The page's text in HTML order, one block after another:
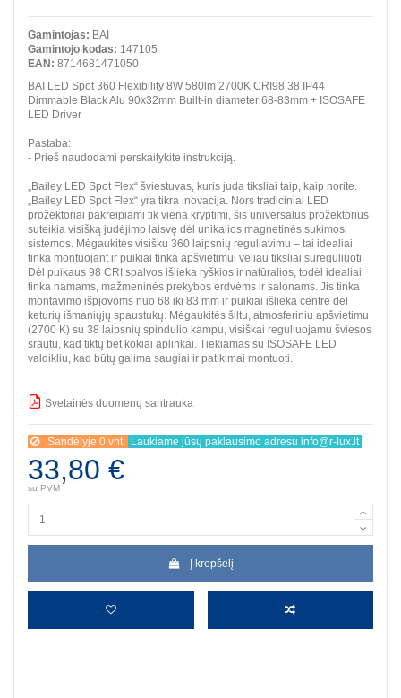
Gamintojas: BAI
Gamintojo kodas: 147105
EAN: 8714681471050
BAI LED Spot 360 Flexibility 8W 580lm 2700K CRI98 38 IP44
Dimmable Black Alu 90x32mm Built-in diameter 68-83mm + ISOSAFE
LED Driver
Pastaba:
- Prieš naudodami perskaitykite instrukciją.
„Bailey LED Spot Flex“ šviestuvas, kuris juda tiksliai taip, kaip norite.
„Bailey LED Spot Flex“ yra tikra inovacija. Nors tradiciniai LED
prožektoriai pakreipiami tik viena kryptimi, šis universalus prožektorius
suteikia visišką judėjimo laisvę dėl unikalios magnetinės sukimosi
sistemos. Mėgaukitės visišku 360 laipsnių reguliavimu – tai idealiai
tinka montuojant ir puikiai tinka apšvietimui vėliau tiksliai sureguliuoti.
Dėl puikaus 98 CRI spalvos išlieka ryškios ir natūralios, todėl idealiai
tinka namams, mažmeninės prekybos erdvėms ir salonams. Jis tinka
montavimo išpjovoms nuo 68 iki 83 mm ir puikiai išlieka centre dėl
keturių išmaniųjų spaustukų. Mėgaukitės šiltu, atmosferiniu apšvietimu
(2700 K) su 38 laipsnių spindulio kampu, visiškai reguliuojamu šviesos
srautu, kad tiktų bet kokiai aplinkai. Tiekiamas su ISOSAFE LED
valdikliu, kad būtų galima saugiai ir patikimai montuoti.
Svetainės duomenų santrauka
Sandėlyje 0 vnt. Laukiame jūsų paklausimo adresu info@r-lux.lt
33,80 €
su PVM
Į krepšelį